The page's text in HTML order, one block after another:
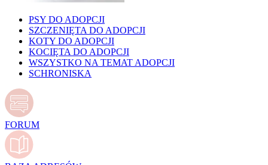
PSY DO ADOPCJI
SZCZENIĘTA DO ADOPCJI
KOTY DO ADOPCJI
KOCIĘTA DO ADOPCJI
WSZYSTKO NA TEMAT ADOPCJI
SCHRONISKA
FORUM